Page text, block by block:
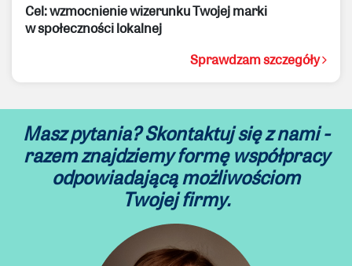
Cel: wzmocnienie wizerunku Twojej marki
w społeczności lokalnej
Sprawdzam szczegóły
Masz pytania? Skontaktuj się z nami -
razem znajdziemy formę współpracy
odpowiadającą możliwościom
Twojej firmy.